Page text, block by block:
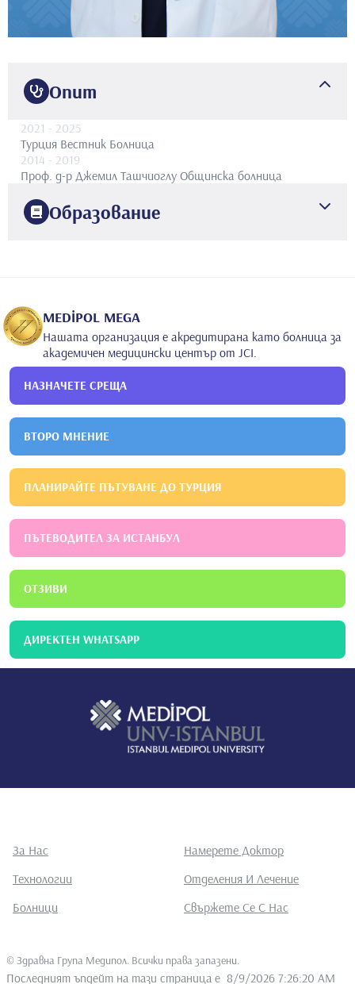
Опит
2021 - 2025
Турция Вестник Болница
2014 - 2019
Проф. д-р Джемил Ташчиоглу Общинска болница
Образование
здраве и болести
MEDİPOL MEGA
Нашата организация е акредитирана като болница за
академичен медицински център от JCI.
НАЗНАЧЕТЕ СРЕЩА
ВТОРО МНЕНИЕ
ПЛАНИРАЙТЕ ПЪТУВАНЕ ДО ТУРЦИЯ
ПЪТЕВОДИТЕЛ ЗА ИСТАНБУЛ
ОТЗИВИ
ДИРЕКТЕН WHATSAPP
За Нас
Намерете Доктор
Технологии
Отделения И Лечение
Болници
Свържете Се С Нас
© Здравна Група Медипол. Всички права запазени
Последният ъпдейт на тази страница е 8/9/2026 7:26:20 AM